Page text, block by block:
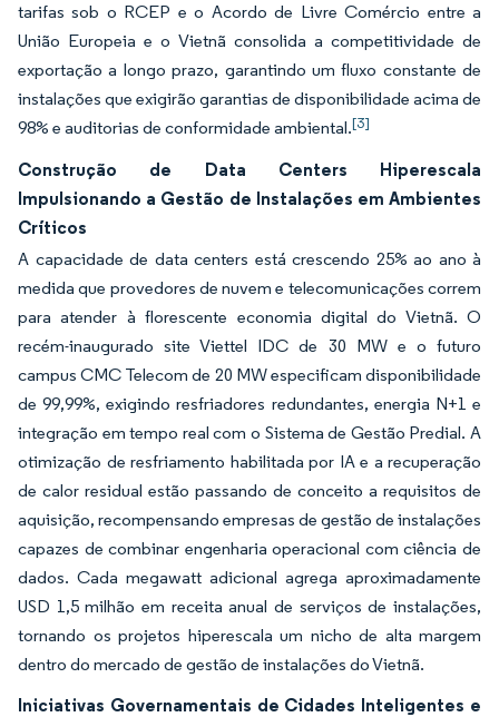
tarifas sob o RCEP e o Acordo de Livre Comércio entre a
União Europeia e o Vietnã consolida a competitividade de
exportação a longo prazo, garantindo um fluxo constante de
instalações que exigirão garantias de disponibilidade acima de
98% e auditorias de conformidade ambiental.[3]
Construção de Data Centers Hiperescala
Impulsionando a Gestão de Instalações em Ambientes
Críticos
A capacidade de data centers está crescendo 25% ao ano à
medida que provedores de nuvem e telecomunicações correm
para atender à florescente economia digital do Vietnã. O
recém-inaugurado site Viettel IDC de 30 MW e o futuro
campus CMC Telecom de 20 MW especificam disponibilidade
de 99,99%, exigindo resfriadores redundantes, energia N+1 e
integração em tempo real com o Sistema de Gestão Predial. A
otimização de resfriamento habilitada por IA e a recuperação
de calor residual estão passando de conceito a requisitos de
aquisição, recompensando empresas de gestão de instalações
capazes de combinar engenharia operacional com ciência de
dados. Cada megawatt adicional agrega aproximadamente
USD 1,5 milhão em receita anual de serviços de instalações,
tornando os projetos hiperescala um nicho de alta margem
dentro do mercado de gestão de instalações do Vietnã.
Iniciativas Governamentais de Cidades Inteligentes e